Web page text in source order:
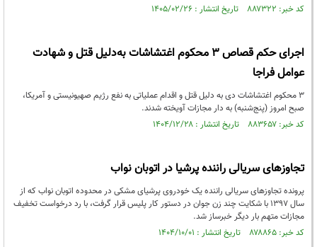
کد خبر: ۸۸۷۳۲۲ تاریخ انتشار : ۱۴۰۵/۰۲/۲۶
اجرای حکم قصاص ۳ محکوم اغتشاشات به‌دلیل قتل و شهادت
عوامل فراجا
۳ محکوم اغتشاشات دی به دلیل قتل و اقدام عملیاتی به نفع رژیم صهیونیستی و آمریکا،
صبح امروز (پنج‌شنبه) به دار مجازات آویخته شدند.
کد خبر: ۸۸۳۶۵۷ تاریخ انتشار : ۱۴۰۴/۱۲/۲۸
تجاوزهای سریالی راننده پرشیا در اتوبان نواب
پرونده تجاوزهای سریالی راننده یک خودروی پرشیای مشکی در محدوده اتوبان نواب که از
سال ۱۳۹۷ با شکایت چند زن جوان در دستور کار پلیس قرار گرفت، با رد درخواست تخفیف
مجازات متهم بار دیگر خبرساز شد.
کد خبر: ۸۷۸۸۶۵ تاریخ انتشار : ۱۴۰۴/۱۰/۰۱